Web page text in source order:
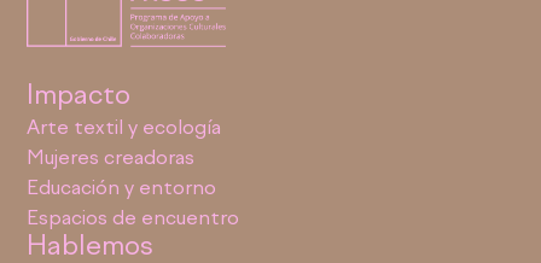
Impacto
Arte textil y ecología
Mujeres creadoras
Educación y entorno
Espacios de encuentro
Hablemos